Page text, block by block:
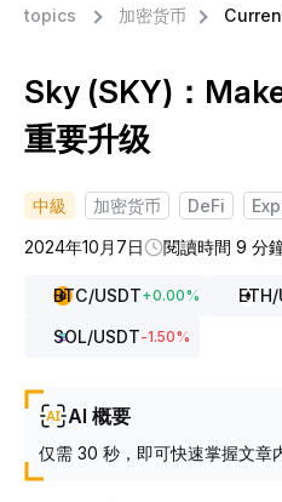
topics 加密货币
Sky (SKY)：
重要升级
中級 加密货币 DeFi
2024年10月7日
閱讀時間 9 分
BTC/USDT+0.00% ETH/
SOL/USDT-1.50%
AI 概要
仅需 30 秒，即可快速掌握文章